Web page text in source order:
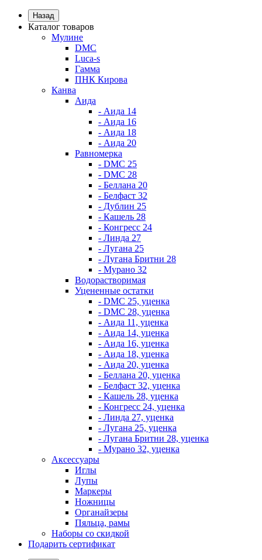
Назад
Каталог товаров
Мулине
DMC
Luca-s
Гамма
ПНК Кирова
Канва
Аида
- Аида 14
- Аида 16
- Аида 18
- Аида 20
Равномерка
- DMC 25
- DMC 28
- Беллана 20
- Белфаст 32
- Дублин 25
- Кашель 28
- Конгресс 24
- Линда 27
- Лугана 25
- Лугана Бритни 28
- Мурано 32
Водорастворимая
Уцененные остатки
- DMC 25, уценка
- DMC 28, уценка
- Аида 11, уценка
- Аида 14, уценка
- Аида 16, уценка
- Аида 18, уценка
- Аида 20, уценка
- Беллана 20, уценка
- Белфаст 32, уценка
- Кашель 28, уценка
- Конгресс 24, уценка
- Линда 27, уценка
- Лугана 25, уценка
- Лугана Бритни 28, уценка
- Мурано 32, уценка
Аксессуары
Иглы
Лупы
Маркеры
Ножницы
Органайзеры
Пяльца, рамы
Наборы со скидкой
Подарить сертификат